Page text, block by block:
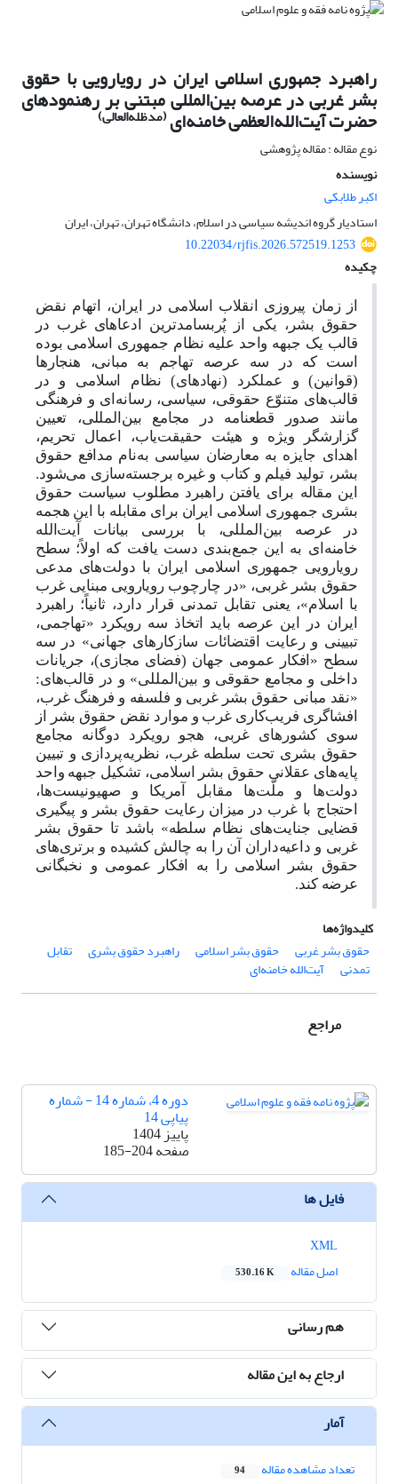
راهبرد جمهوری اسلامی ایران در رویارویی با حقوق
بشر غربی در عرصه بین‌المللی مبتنی بر رهنمودهای
حضرت آیت‌الله‌العظمی خامنه‌ای(مدظله‌العالی)
نوع مقاله : مقاله پژوهشی
نویسنده
اکبر طلابکی
استادیار گروه اندیشه سیاسی در اسلام، دانشگاه تهران، تهران، ایران
10.22034/rjfis.2026.572519.1253
چکیده
از زمان پیروزی انقلاب اسلامی در ایران، اتهام نقض
حقوق بشر، یکی از پُربسامدترین ادعا‌های غرب در
قالب یک جبهه واحد علیه نظام جمهوری اسلامی بوده
است که در سه عرصه تهاجم به مبانی، هنجارها
(قوانین) و عملکرد (نهادهای) نظام اسلامی و در
قالب‌های متنوّع حقوقی، سیاسی، رسانه‌ای و فرهنگی
مانند صدور قطعنامه در مجامع بین‌المللی، تعیین
گزارشگر ویژه و هیئت حقیقت‌یاب، اعمال تحریم،
اهدای جایزه به معارضان سیاسی به‌نام مدافع حقوق
بشر، تولید فیلم و کتاب و غیره برجسته‌سازی می‌شود.
این مقاله برای یافتن راهبرد مطلوب سیاست حقوق
بشری جمهوری اسلامی ایران برای مقابله با این هجمه
در عرصه بین‌المللی، با بررسی بیانات آیت‌الله
خامنه‌ای به این جمع‌بندی دست یافت که اولاً؛ سطح
رویارویی جمهوری اسلامی ایران با دولت‌های مدعی
حقوق بشر غربی، «در چارچوب رویارویی مبنایی غرب
با اسلام»، یعنی تقابل تمدنی قرار دارد، ثانیاً؛ راهبرد
ایران در این عرصه باید اتخاذ سه رویکرد «تهاجمی،
تبیینی و رعایت اقتضائات سازکارهای جهانی» در سه
سطح «افکار عمومی جهان (فضای مجازی)، جریانات
داخلی و مجامع حقوقی و بین‌المللی» و در قالب‌های:
«نقد مبانی حقوق بشر غربی و فلسفه و فرهنگ غرب،
افشاگری فریب‌کاری غرب و موارد نقض حقوق بشر از
سوی کشورهای غربی، هجو رویکرد دوگانه مجامع
حقوق بشری تحت سلطه غرب، نظریه‌پردازی و تبیین
پایه‌های عقلانی حقوق بشر اسلامی، تشکیل جبهه واحد
دولت‌ها و ملّت‌ها مقابل آمریکا و صهیونیست‌ها،
احتجاج با غرب در میزان رعایت حقوق بشر و پیگیری
قضایی جنایت‌های نظام سلطه» باشد تا حقوق بشر
غربی و داعیه‌داران آن را به چالش کشیده و برتری‌های
حقوق بشر اسلامی را به افکار عمومی و نخبگانی
عرضه کند.
کلیدواژه‌ها
حقوق بشر غربی
حقوق بشر اسلامی راهبرد حقوق بشری تقابل
تمدنی آیت‌الله خامنه‌ای
مراجع
دوره 4، شماره 14 - شماره
پیاپی 14
پاییز 1404
صفحه185-204
فایل ها
اصل مقاله
530.16 K
هم رسانی
ارجاع به این مقاله
آمار
تعداد مشاهده مقاله 94